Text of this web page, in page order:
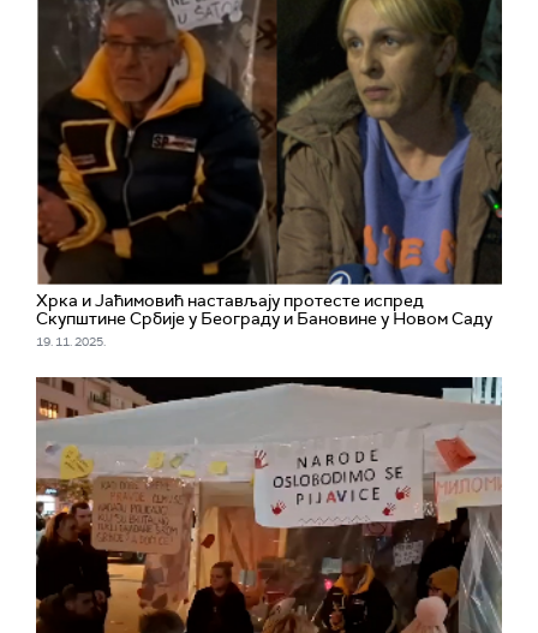
Хрка и Јаћимовић настављају протесте испред
Скупштине Србије у Београду и Бановине у Новом Саду
19. 11. 2025.